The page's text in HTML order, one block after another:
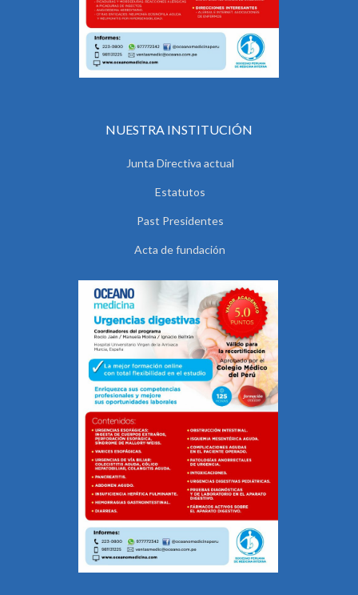
NUESTRA INSTITUCIÓN
Junta Directiva actual
Estatutos
Past Presidentes
Acta de fundación